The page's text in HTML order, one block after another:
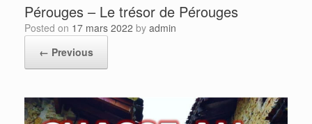
Pérouges – Le trésor de Pérouges
Posted on 17 mars 2022 by admin
← Previous